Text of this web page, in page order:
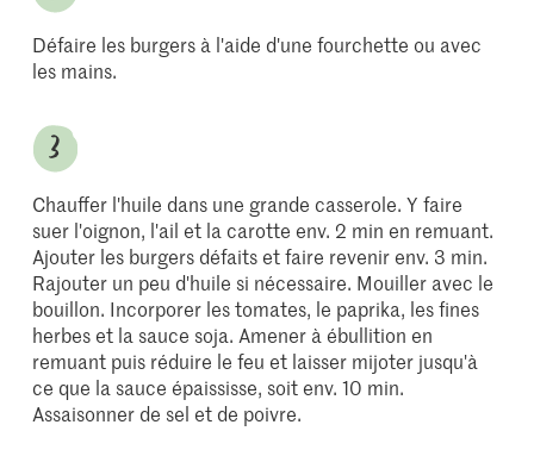
Défaire les burgers à l'aide d'une fourchette ou avec
les mains.
Chauffer l'huile dans une grande casserole. Y faire
suer l'oignon, l'ail et la carotte env. 2 min en remuant.
Ajouter les burgers défaits et faire revenir env. 3 min.
Rajouter un peu d'huile si nécessaire. Mouiller avec le
bouillon. Incorporer les tomates, le paprika, les fines
herbes et la sauce soja. Amener à ébullition en
remuant puis réduire le feu et laisser mijoter jusqu'à
ce que la sauce épaississe, soit env. 10 min.
Assaisonner de sel et de poivre.